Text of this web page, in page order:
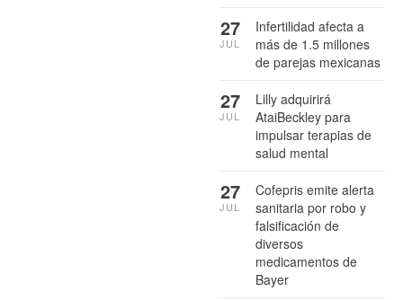
Infertilidad afecta a
más de 1.5 millones
de parejas mexicanas
27
JUL
Lilly adquirirá
AtaiBeckley para
impulsar terapias de
salud mental
27
JUL
Cofepris emite alerta
sanitaria por robo y
falsificación de
diversos
medicamentos de
Bayer
27
JUL